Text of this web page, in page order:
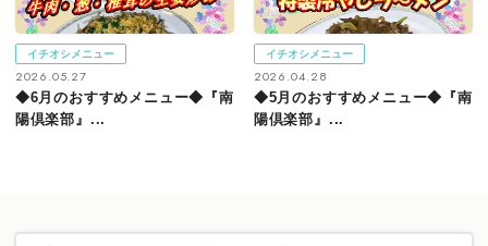
イチオシメニュー
2026.05.27
◆6月のおすすめメニュー◆『南
陽倶楽部』...
イチオシメニュー
2026.04.28
◆5月のおすすめメニュー◆『南
陽倶楽部』...